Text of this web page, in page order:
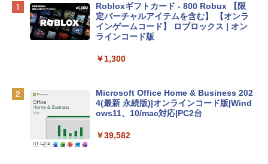
Apple 2026 MacBook Neo A18 Proチッ
プ搭載13インチノートブック：AIとAppl
e Intelligenceのために設計、Liquid Ret
inaディスプレイ、8GBユニファイドメモ
eTime HDカメラ、Touch ID - インディ
￥137,800
ンケース Dell NEC Lavie ASUS HP dyna
Robloxギフトカード - 800 Robux 【限
定バーチャルアイテムを含む】 【オンラ
インゲームコード】 ロブロックス | オン
ラインコード版
￥1,300
Microsoft Office Home & Business 202
4(最新 永続版)|オンラインコード版|Wind
ows11、10/mac対応|PC2台
￥39,582